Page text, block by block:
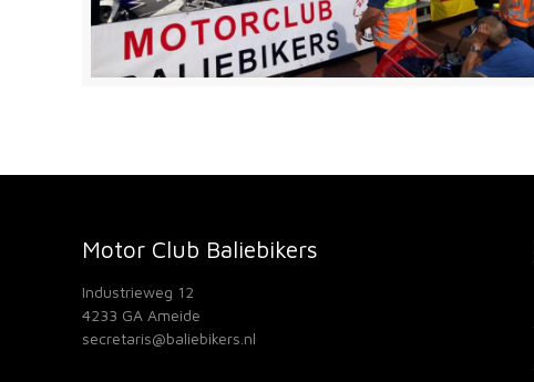
Motor Club Baliebikers
Industrieweg 12
4233 GA Ameide
secretaris@baliebikers.nl